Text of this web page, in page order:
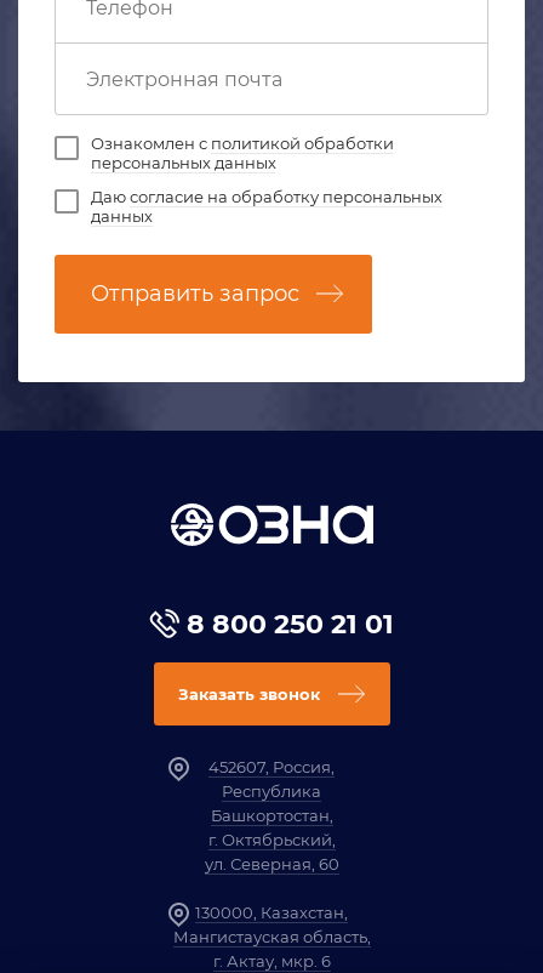
Ознакомлен с политикой обработки
персональных данных
Даюсогласие на обработку персональных
данных
Отправить запрос
8 800 250 21 01
Заказать звонок
452607, Россия,
Республика
Башкортостан,
г. Октябрьский,
ул. Северная, 60
130000, Казахстан,
Мангистауская область,
г. Актау, мкр. 6